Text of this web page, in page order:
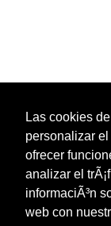
Las cookies
personalizar
ofrecer
analizar el
informaciÃ³n
web con